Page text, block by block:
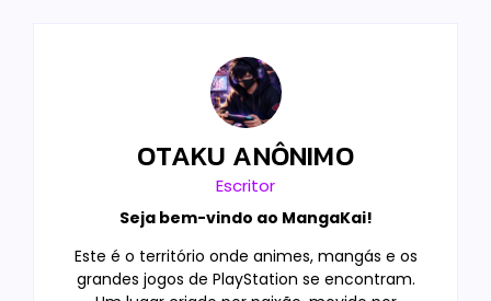
OTAKU ANÔNIMO
Escritor
Seja bem-vindo ao MangaKai!
Este é o território onde animes, mangás e os
grandes jogos de PlayStation se encontram.